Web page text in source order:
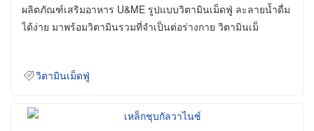
ผลิตภัณฑ์เสริมอาหาร U&ME รูปแบบวิตามินเม็ดฟู่ ละลายน้ำดื่ม
ได้ง่าย มาพร้อมวิตามินรวมที่จำเป็นต่อร่างกาย วิตามินเม็
วิตามินเม็ดฟู่